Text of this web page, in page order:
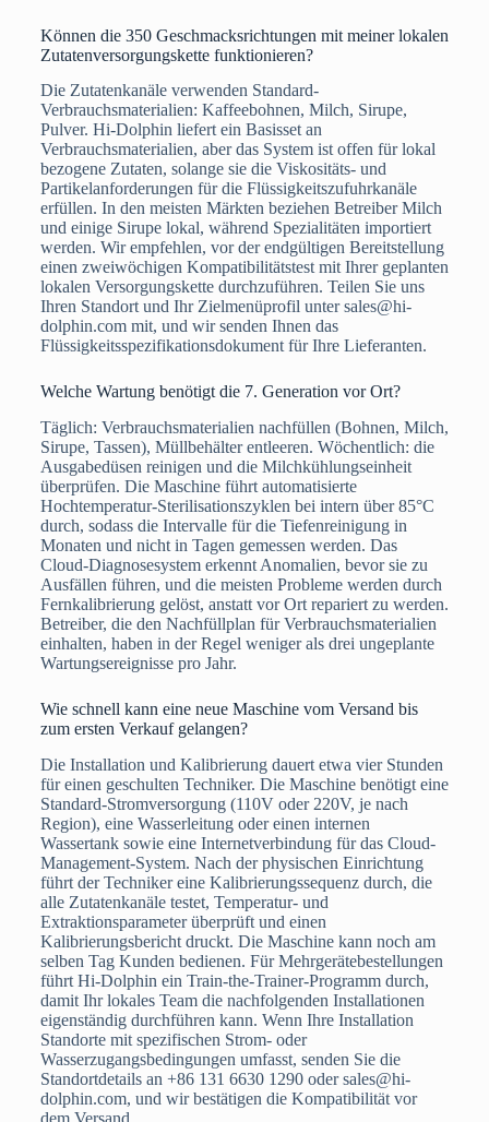
Können die 350 Geschmacksrichtungen mit meiner lokalen
Zutatenversorgungskette funktionieren?
Die Zutatenkanäle verwenden Standard-
Verbrauchsmaterialien: Kaffeebohnen, Milch, Sirupe,
Pulver. Hi-Dolphin liefert ein Basisset an
Verbrauchsmaterialien, aber das System ist offen für lokal
bezogene Zutaten, solange sie die Viskositäts- und
Partikelanforderungen für die Flüssigkeitszufuhrkanäle
erfüllen. In den meisten Märkten beziehen Betreiber Milch
und einige Sirupe lokal, während Spezialitäten importiert
werden. Wir empfehlen, vor der endgültigen Bereitstellung
einen zweiwöchigen Kompatibilitätstest mit Ihrer geplanten
lokalen Versorgungskette durchzuführen. Teilen Sie uns
Ihren Standort und Ihr Zielmenüprofil unter sales@hi-
dolphin.com mit, und wir senden Ihnen das
Flüssigkeitsspezifikationsdokument für Ihre Lieferanten.
Welche Wartung benötigt die 7. Generation vor Ort?
Täglich: Verbrauchsmaterialien nachfüllen (Bohnen, Milch,
Sirupe, Tassen), Müllbehälter entleeren. Wöchentlich: die
Ausgabedüsen reinigen und die Milchkühlungseinheit
überprüfen. Die Maschine führt automatisierte
Hochtemperatur-Sterilisationszyklen bei intern über 85°C
durch, sodass die Intervalle für die Tiefenreinigung in
Monaten und nicht in Tagen gemessen werden. Das
Cloud-Diagnosesystem erkennt Anomalien, bevor sie zu
Ausfällen führen, und die meisten Probleme werden durch
Fernkalibrierung gelöst, anstatt vor Ort repariert zu werden.
Betreiber, die den Nachfüllplan für Verbrauchsmaterialien
einhalten, haben in der Regel weniger als drei ungeplante
Wartungsereignisse pro Jahr.
Wie schnell kann eine neue Maschine vom Versand bis
zum ersten Verkauf gelangen?
Die Installation und Kalibrierung dauert etwa vier Stunden
für einen geschulten Techniker. Die Maschine benötigt eine
Standard-Stromversorgung (110V oder 220V, je nach
Region), eine Wasserleitung oder einen internen
Wassertank sowie eine Internetverbindung für das Cloud-
Management-System. Nach der physischen Einrichtung
führt der Techniker eine Kalibrierungssequenz durch, die
alle Zutatenkanäle testet, Temperatur- und
Extraktionsparameter überprüft und einen
Kalibrierungsbericht druckt. Die Maschine kann noch am
selben Tag Kunden bedienen. Für Mehrgerätebestellungen
führt Hi-Dolphin ein Train-the-Trainer-Programm durch,
damit Ihr lokales Team die nachfolgenden Installationen
eigenständig durchführen kann. Wenn Ihre Installation
Standorte mit spezifischen Strom- oder
Wasserzugangsbedingungen umfasst, senden Sie die
Standortdetails an +86 131 6630 1290 oder sales@hi-
dolphin.com, und wir bestätigen die Kompatibilität vor
dem Versand.